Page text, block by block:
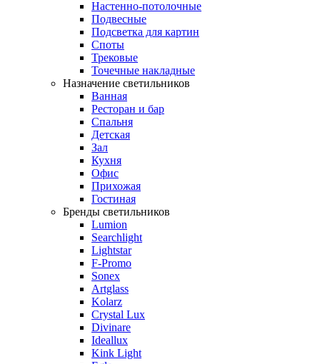
Настенно-потолочные
Подвесные
Подсветка для картин
Споты
Трековые
Точечные накладные
Назначение светильников
Ванная
Ресторан и бар
Спальня
Детская
Зал
Кухня
Офис
Прихожая
Гостиная
Бренды светильников
Lumion
Searchlight
Lightstar
F-Promo
Sonex
Artglass
Kolarz
Crystal Lux
Divinare
Ideallux
Kink Light